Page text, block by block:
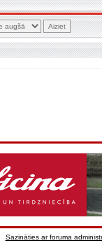
Sazināties ar foruma